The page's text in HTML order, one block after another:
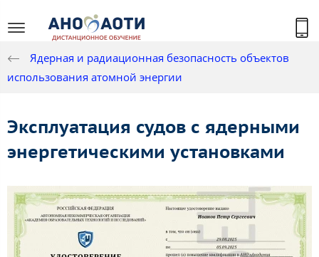
Ядерная и радиационная безопасность объектов
использования атомной энергии
Эксплуатация судов с ядерными
энергетическими установками